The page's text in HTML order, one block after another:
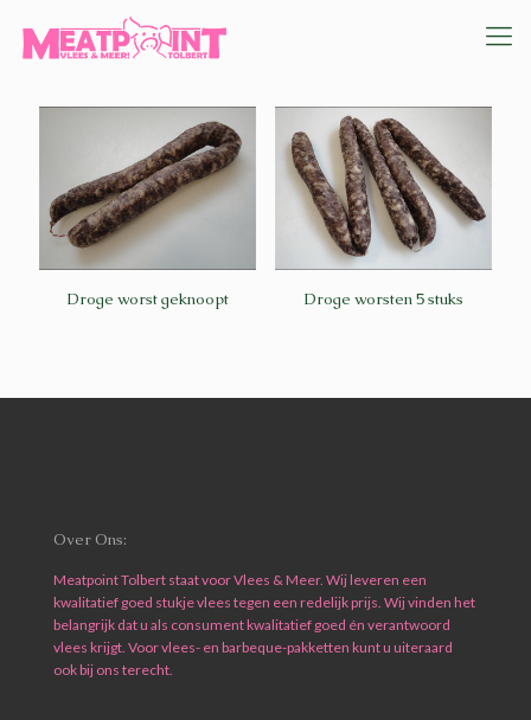
Droge worst geknoopt Droge worsten 5 stuks
Over Ons:
Meatpoint Tolbert staat voor Vlees & Meer. Wij leveren een
kwalitatief goed stukje vlees tegen een redelijk prijs. Wij vinden het
belangrijk dat u als consument kwalitatief goed én verantwoord
vlees krijgt. Voor vlees- en barbeque-pakketten kunt u uiteraard
ook bij ons terecht.